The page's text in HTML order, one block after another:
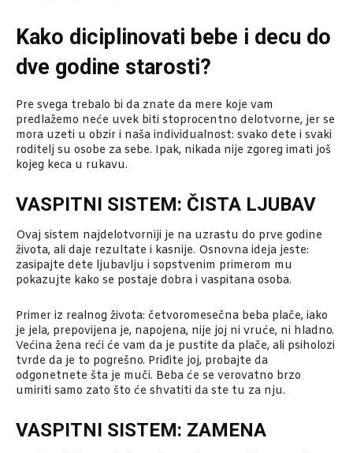
Kako diciplinovati bebe i decu do
dve godine starosti?
Pre svega trebalo bi da znate da mere koje vam
predlažemo neće uvek biti stoprocentno delotvorne, jer se
mora uzeti u obzir i naša individualnost: svako dete i svaki
roditelj su osobe za sebe. Ipak, nikada nije zgoreg imati još
kojeg keca u rukavu.
VASPITNI SISTEM: ČISTA LJUBAV
Ovaj sistem najdelotvorniji je na uzrastu do prve godine
života, ali daje rezultate i kasnije. Osnovna ideja jeste:
zasipajte dete ljubavlju i sopstvenim primerom mu
pokazujte kako se postaje dobra i vaspitana osoba.
Primer iz realnog života: četvoromesečna beba plače, iako
je jela, prepovijena je, napojena, nije joj ni vruće, ni hladno.
Većina žena reći će vam da je pustite da plače, ali psiholozi
tvrde da je to pogrešno. Priđite joj, probajte da
odgonetnete šta je muči. Beba će se verovatno brzo
umiriti samo zato što će shvatiti da ste tu za nju.
VASPITNI SISTEM: ZAMENA